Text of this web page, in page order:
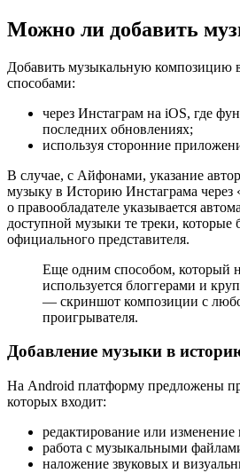
Можно ли добавить
Добавить музыкальную
способами:
через Инстаграм на iOS, где
последних обновлениях;
используя сторонние
В случае, с Айфонами, указание
музыку в Историю Инстаграма
о правообладателе указывается
доступной музыки те треки,
официального представителя.
Еще одним способом, который
используется блоггерами и
— скриншот композиции с
проигрывателя.
Добавление музыки в
На Android платформу предложены
которых входит:
редактирование или изменение
работа с музыкальными
наложение звуковых и